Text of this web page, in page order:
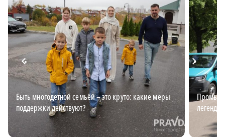
Быть многодетной семьёй – это круто: какие меры
поддержки действуют?